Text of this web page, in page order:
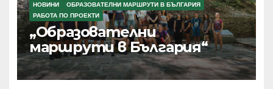
НОВИНИ
ОБРАЗОВАТЕЛНИ МАРШРУТИ В БЪЛГАРИЯ
РАБОТА ПО ПРОЕКТИ
„Образователни
маршрути в България“